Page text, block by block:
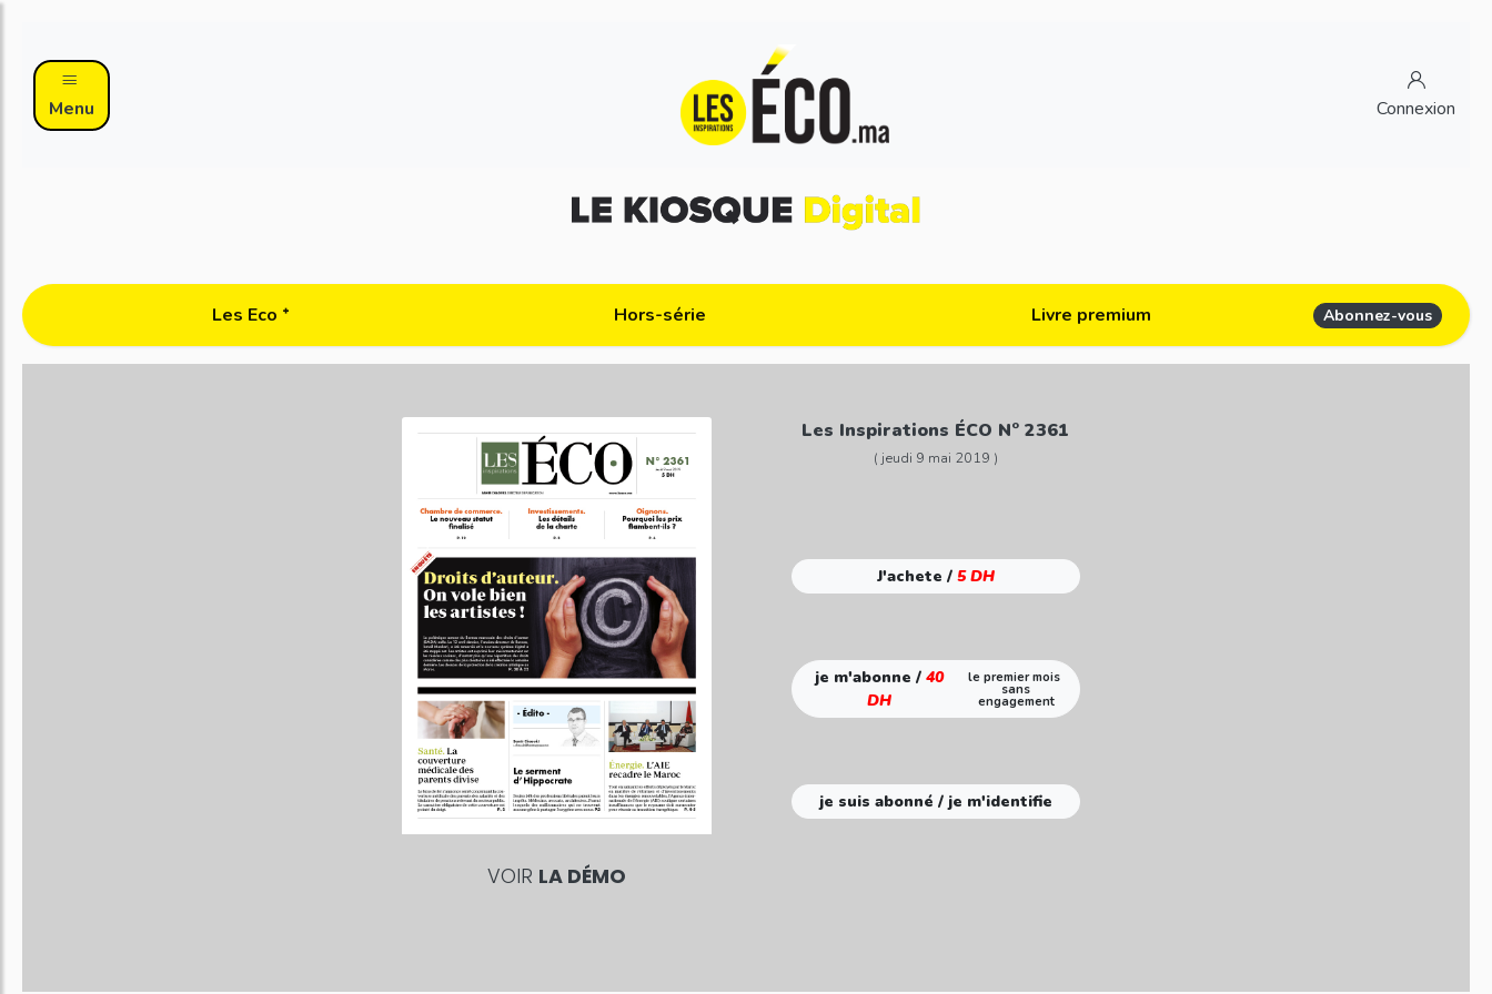
Menu Connexion
Les Eco ᐩ Hors-série Livre premium Abonnez-vous
VOIR LA DÉMO
Les Inspirations ÉCO N° 2361
( jeudi 9 mai 2019 )
J'achete / 5 DH
je m'abonne / 40
DH
le premier mois
sans
engagement
je suis abonné / je m'identifie